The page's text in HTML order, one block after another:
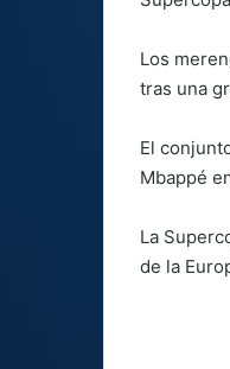
Los
tras una
El
Mbappé
La
de la